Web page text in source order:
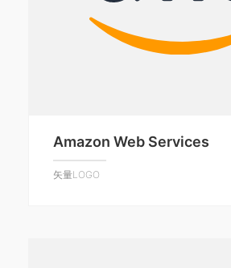
Amazon Web Services
矢量LOGO